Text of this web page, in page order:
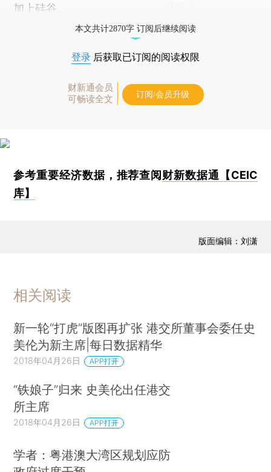
加上硅谷。
本文共计2870字 订阅后继续阅读
登录 后获取已订阅的阅读权限
财新通会员
可畅读全文
订阅/会员升级
参考重要经济数据，推荐查阅 财新数据通【CEIC
库】
版面编辑：刘潇
相关阅读
新一轮“打虎”版图再扩张 港交所董事会委任史
美伦为新主席|每日数据精华
2018年04月26日 APP打开
“铁娘子”归来 史美伦出任港交
所主席
2018年04月26日 APP打开
学者：粤港澳大湾区规划应防